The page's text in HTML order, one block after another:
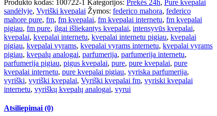
Produkto kodas: 100722-1 Kategorijos: Prekės 24h, Pure kvepalai
sandėlyje, Vyriški kvepalai Žymos: federico mahora, federico
mahore pure, fm, fm kvepalai, fm kvepalai internetu, fm kvepalai
pigiau, fm pure, ilgai išliekantys kvepalai, intensyvūs kvepalai,
kvepalai, kvepalai internetu, kvepalai internetu pigiau, kvepalai
pigiau, kvepalai vyrams, kvepalai vyrams internetu, kvepalai vyrams
pigiau, kvepalų analogai, parfumerija, parfumerija internetu,
parfumerija pigiau, pigus kvepalai, pure, pure kvepalai, pure
kvepalai internetu, pure kvepalai pigiau, vyriska parfumerija,
vyriški, vyriški kvepalai, Vyriški kvepalai fm, vyriski kvepalai
internetu, vyriškų kvepalų analogai, vyrui
Atsiliepimai (0)